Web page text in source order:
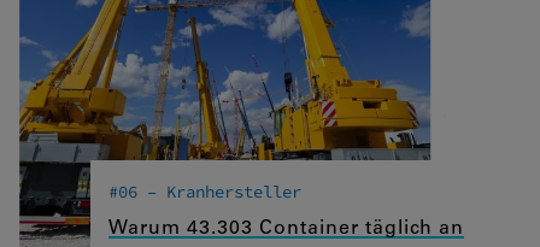
#06 – Kranhersteller
Warum 43.303 Container täglich an